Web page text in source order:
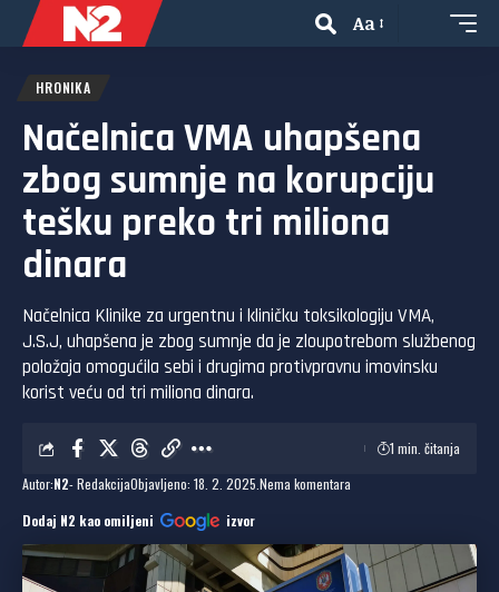
Aa
HRONIKA
Načelnica VMA uhapšena
zbog sumnje na korupciju
tešku preko tri miliona
dinara
Načelnica Klinike za urgentnu i kliničku toksikologiju VMA,
J.S.J, uhapšena je zbog sumnje da je zloupotrebom službenog
položaja omogućila sebi i drugima protivpravnu imovinsku
korist veću od tri miliona dinara.
Autor:N2- RedakcijaObjavljeno: 18. 2. 2025. Nema komentara
1 min. čitanja
Dodaj N2 kao omiljeni izvor